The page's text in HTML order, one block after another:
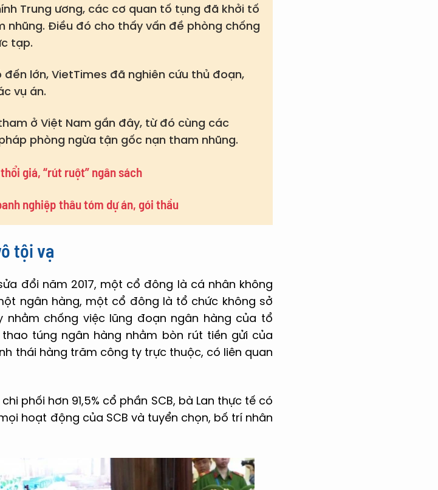
Trung ương, các cơ quan tố tụng đã khởi tố
nhũng. Điều đó cho thấy vấn đề phòng chống
tạp.
lớn, VietTimes đã nghiên cứu thủ đoạn,
vụ án.
ở Việt Nam gần đây, từ đó cùng các
phòng ngừa tận gốc nạn tham nhũng.
giá, “rút ruột” ngân sách
nghiệp thâu tóm dự án, gói thầu
tội vạ
đổi năm 2017, một cổ đông là cá nhân không
ngân hàng, một cổ đông là tổ chức không sở
nhằm chống việc lũng đoạn ngân hàng của tổ
túng ngân hàng nhằm bòn rút tiền gửi của
thái hàng trăm công ty trực thuộc, có liên quan
phối hơn 91,5% cổ phần SCB, bà Lan thực tế có
hoạt động của SCB và tuyển chọn, bố trí nhân